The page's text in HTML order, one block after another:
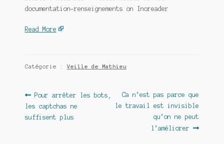
documentation-renseignements on Inoreader
Read More
Catégorie :Veille de Mathieu
Navigation
de
Article
précédent :
Pour arrêter les bots,
les captchas ne
suffisent plus
Article
suivant :
Ca n’est pas parce que
le travail est invisible
qu’on ne peut
l’améliorer